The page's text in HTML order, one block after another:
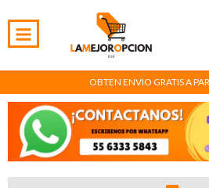
OBTEN ENVIO GRATIS A